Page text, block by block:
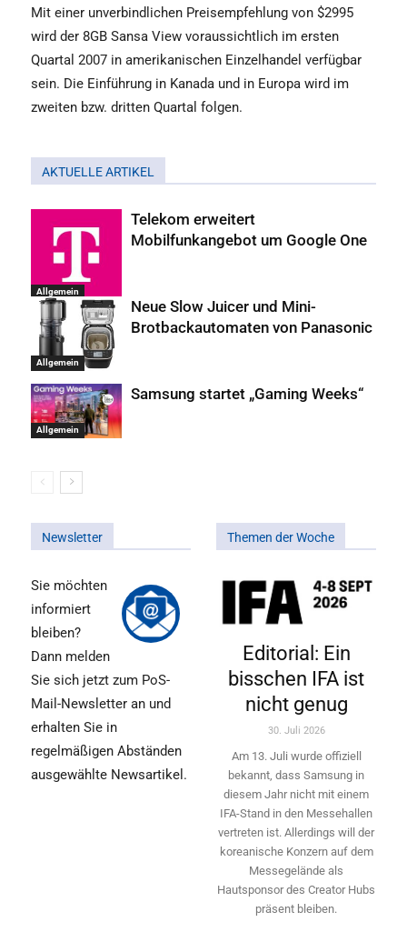
Mit einer unverbindlichen Preisempfehlung von $2995
wird der 8GB Sansa View voraussichtlich im ersten
Quartal 2007 in amerikanischen Einzelhandel verfügbar
sein. Die Einführung in Kanada und in Europa wird im
zweiten bzw. dritten Quartal folgen.
AKTUELLE ARTIKEL
Allgemein
Telekom erweitert
Mobilfunkangebot um Google One
Allgemein
Neue Slow Juicer und Mini-
Brotbackautomaten von Panasonic
Allgemein
Samsung startet „Gaming Weeks“
Newsletter
Sie möchten
informiert
bleiben?
Dann melden
Sie sich jetzt zum PoS-
Mail-Newsletter an und
erhalten Sie in
regelmäßigen Abständen
ausgewählte Newsartikel.
Themen der Woche
Editorial: Ein
bisschen IFA ist
nicht genug
30. Juli 2026
Am 13. Juli wurde offiziell
bekannt, dass Samsung in
diesem Jahr nicht mit einem
IFA-Stand in den Messehallen
vertreten ist. Allerdings will ­der
koreanische Konzern auf dem
Messegelände als
Hautsponsor des Creator Hubs
präsent bleiben.